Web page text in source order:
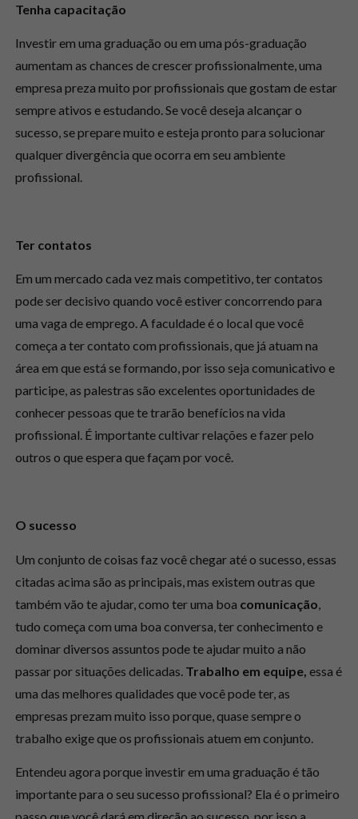
Tenha capacitação
Investir em uma graduação ou em uma pós-graduação
aumentam as chances de crescer profissionalmente, uma
empresa preza muito por profissionais que gostam de estar
sempre ativos e estudando. Se você deseja alcançar o
sucesso, se prepare muito e esteja pronto para solucionar
qualquer divergência que ocorra em seu ambiente
profissional.
Ter contatos
Em um mercado cada vez mais competitivo, ter contatos
pode ser decisivo quando você estiver concorrendo para
uma vaga de emprego. A faculdade é o local que você
começa a ter contato com profissionais, que já atuam na
área em que está se formando, por isso seja comunicativo e
participe, as palestras são excelentes oportunidades de
conhecer pessoas que te trarão benefícios na vida
profissional. É importante cultivar relações e fazer pelo
outros o que espera que façam por você.
O sucesso
Um conjunto de coisas faz você chegar até o sucesso, essas
citadas acima são as principais, mas existem outras que
também vão te ajudar, como ter uma boa comunicação
tudo começa com uma boa conversa, ter conhecimento e
dominar diversos assuntos pode te ajudar muito a não
passar por situações delicadas. Trabalho em equipe, essa é
uma das melhores qualidades que você pode ter, as
empresas prezam muito isso porque, quase sempre o
trabalho exige que os profissionais atuem em conjunto.
Entendeu agora porque investir em uma graduação é tão
importante para o seu sucesso profissional? Ela é o primeiro